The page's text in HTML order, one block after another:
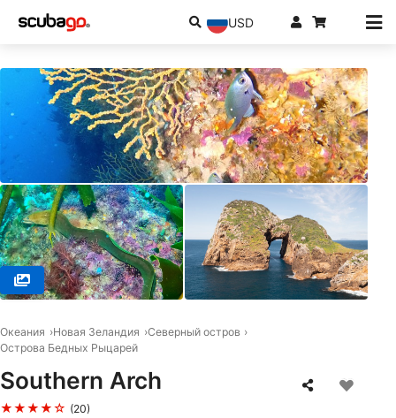
USD
Океания Новая Зеландия
Северный остров
Острова Бедных Рыцарей
Southern Arch
★★★★☆ (20)